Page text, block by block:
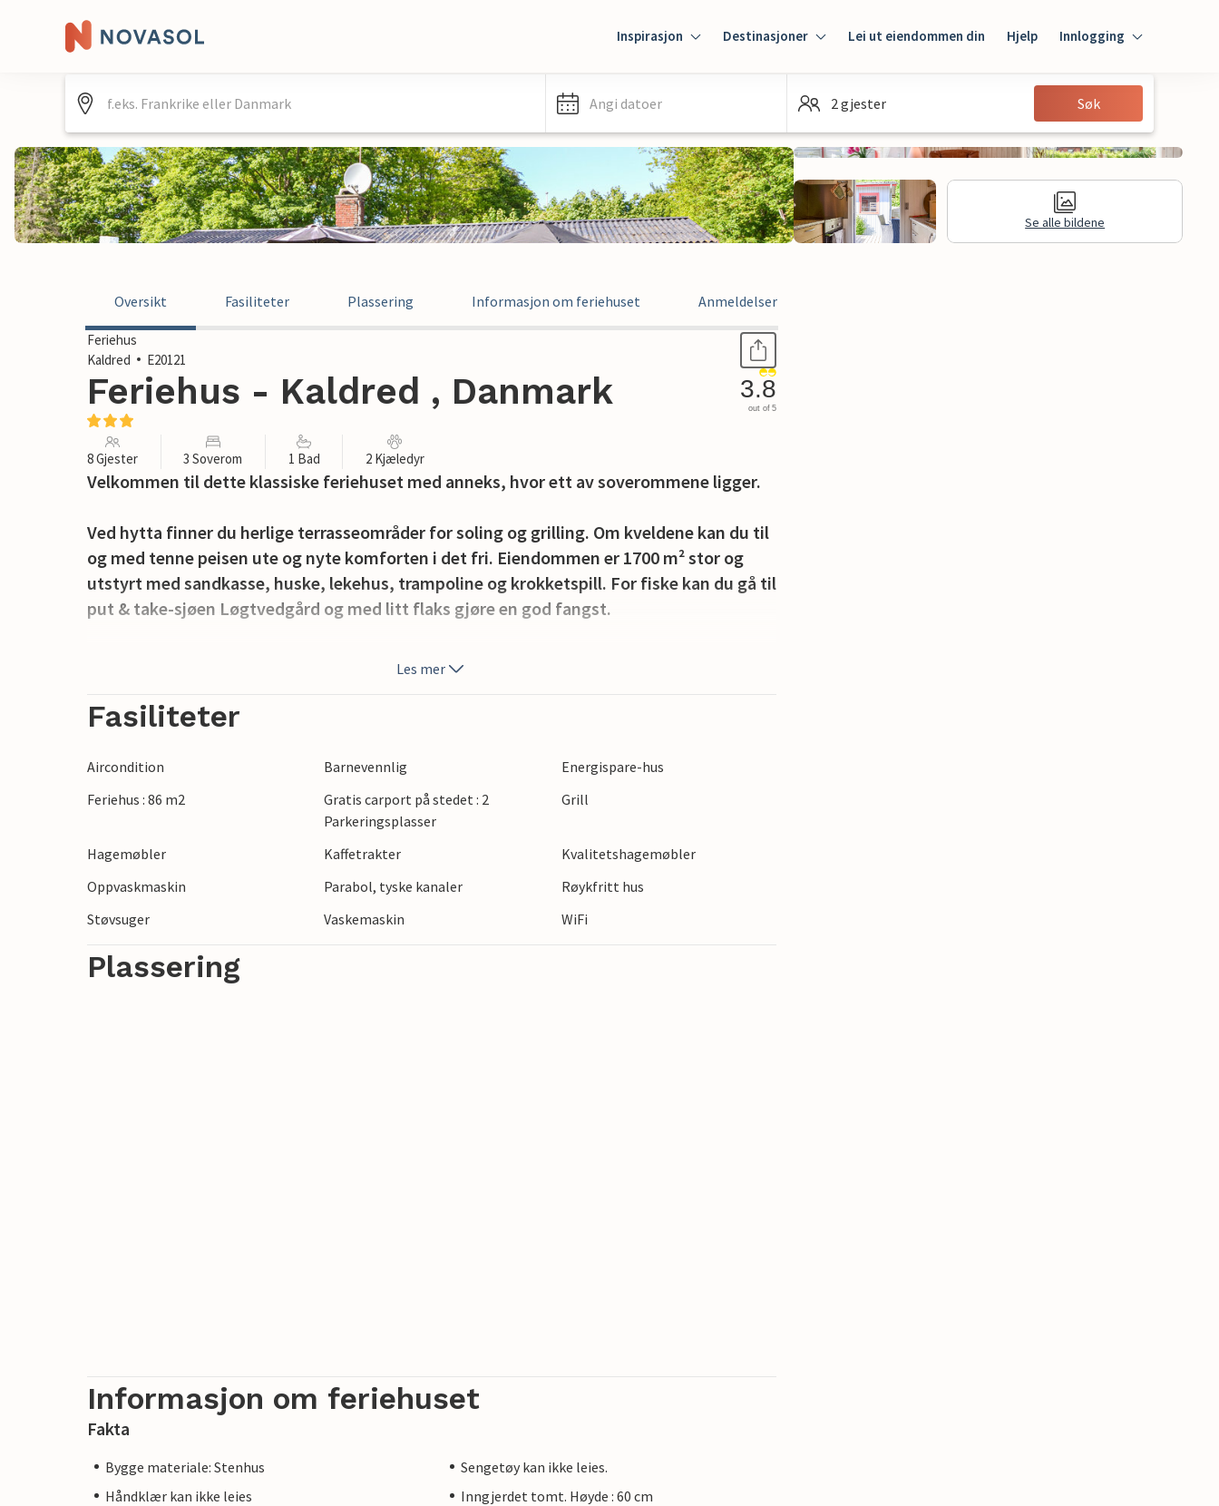
Inspirasjon Destinasjoner Lei ut eiendommen din Hjelp Innlogging
Innlogging
Gjest
Angi datoer 2 gjester Søk
Se alle bildene
Oversikt Fasiliteter Plassering Informasjon om feriehuset Anmeldelser
Feriehus
Kaldred
E20121
Feriehus - Kaldred , Danmark 3.8
out of 5
8 Gjester 3 Soverom 1 Bad 2 Kjæledyr
Velkommen til dette klassiske feriehuset med anneks, hvor ett av soverommene ligger.
Ved hytta finner du herlige terrasseområder for soling og grilling. Om kveldene kan du til
og med tenne peisen ute og nyte komforten i det fri. Eiendommen er 1700 m² stor og
utstyrt med sandkasse, huske, lekehus, trampoline og krokketspill. For fiske kan du gå til
put & take-sjøen Løgtvedgård og med litt flaks gjøre en god fangst.
Den spennende danske hovedstaden København og severdighetene i Nordsjælland er
del av et naturreservat.
Les mer
Fasiliteter
Aircondition Barnevennlig
Energispare-hus
Feriehus : 86 m2
Gratis carport på stedet : 2
Parkeringsplasser
Grill
Hagemøbler Kaffetrakter
Kvalitetshagemøbler
Oppvaskmaskin
Parabol, tyske kanaler
Røykfritt hus
Støvsuger
Vaskemaskin WiFi
Plassering
Informasjon om feriehuset
Fakta
Bygge materiale: Stenhus
Sengetøy kan ikke leies.
Håndklær kan ikke leies
Inngjerdet tomt. Høyde : 60 cm